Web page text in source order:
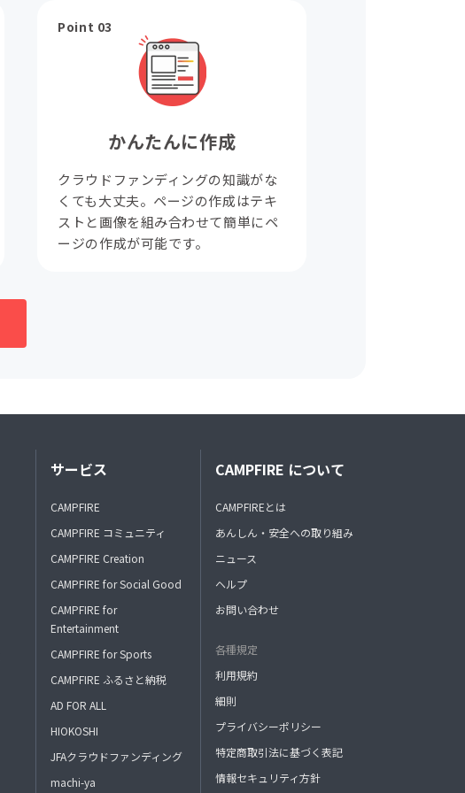
Point 03
かんたんに作成
クラウドファンディングの知識がな
くても大丈夫。ページの作成はテキ
ストと画像を組み合わせて簡単にペ
ージの作成が可能です。
サービス
CAMPFIRE
CAMPFIRE コミュニティ
CAMPFIRE Creation
CAMPFIRE for Social Good
CAMPFIRE for
Entertainment
CAMPFIRE for Sports
CAMPFIRE ふるさと納税
AD FOR ALL
HIOKOSHI
JFAクラウドファンディング
machi-ya
CAMPFIRE について
CAMPFIREとは
あんしん・安全への取り組み
ニュース
ヘルプ
お問い合わせ
各種規定
利用規約
細則
プライバシーポリシー
特定商取引法に基づく表記
情報セキュリティ方針